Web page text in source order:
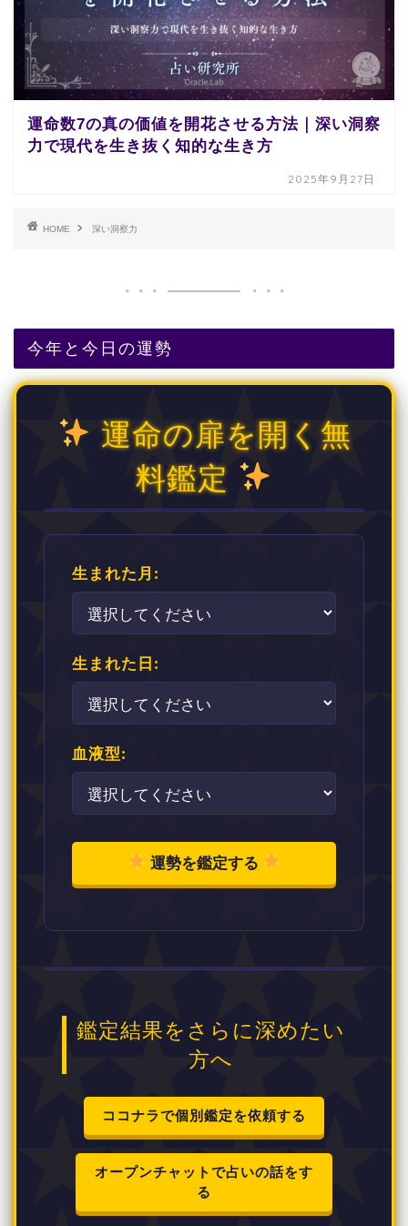
運命数7の真の価値を開花させる方法｜深い洞察
力で現代を生き抜く知的な生き方
2025年9月27日
HOME 深い洞察力
今年と今日の運勢
運命の扉を開く無
料鑑定
生まれた月:
生まれた日:
血液型:
運勢を鑑定する
鑑定結果をさらに深めたい
方へ
ココナラで個別鑑定を依頼する
オープンチャットで占いの話をす
る